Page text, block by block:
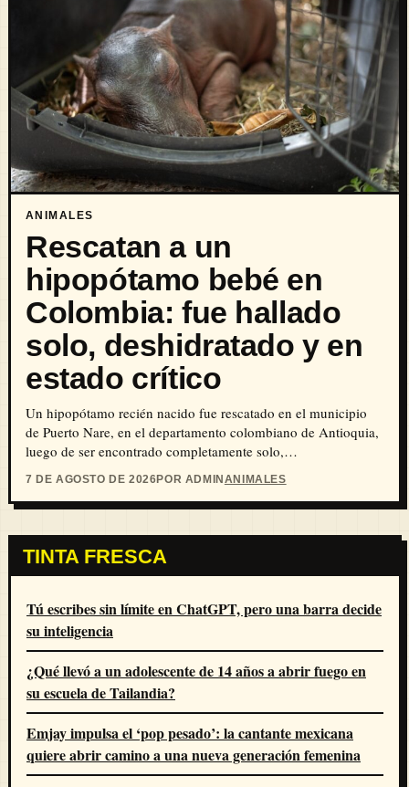
ANIMALES
Rescatan a un
hipopótamo bebé en
Colombia: fue hallado
solo, deshidratado y en
estado crítico
Un hipopótamo recién nacido fue rescatado en el municipio
de Puerto Nare, en el departamento colombiano de Antioquia,
luego de ser encontrado completamente solo,…
7 DE AGOSTO DE 2026POR ADMINANIMALES
TINTA FRESCA
Tú escribes sin límite en ChatGPT, pero una barra decide
su inteligencia
¿Qué llevó a un adolescente de 14 años a abrir fuego en
su escuela de Tailandia?
Emjay impulsa el ‘pop pesado’: la cantante mexicana
quiere abrir camino a una nueva generación femenina